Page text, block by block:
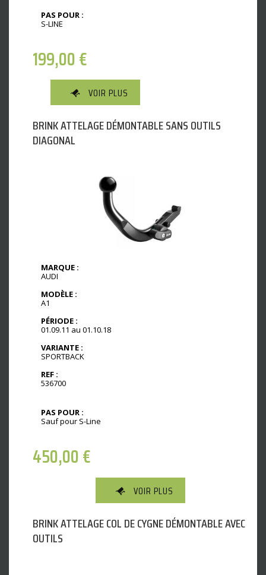
PAS POUR :
S-LINE
199,00€
VOIR PLUS
BRINK ATTELAGE DÉMONTABLE SANS OUTILS
DIAGONAL
MARQUE :
AUDI
MODÈLE :
A1
PÉRIODE :
01.09.11 au 01.10.18
VARIANTE :
SPORTBACK
REF :
536700
PAS POUR :
Sauf pour S-Line
450,00€
VOIR PLUS
BRINK ATTELAGE COL DE CYGNE DÉMONTABLE AVEC
OUTILS